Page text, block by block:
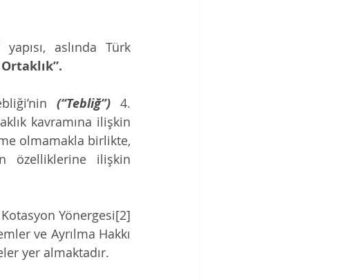
aslında Türk
(“Tebliğ”) 4.
kavramına ilişkin
olmamakla birlikte,
özelliklerine ilişkin
ve Ayrılma Hakkı
yer almaktadır.